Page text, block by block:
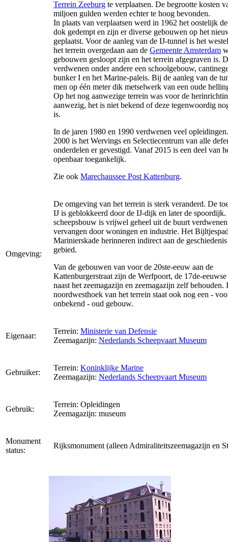
Terrein Zeeburg te verplaatsen. De begrootte kosten
miljoen gulden werden echter te hoog bevonden.
In plaats van verplaatsen werd in 1962 het oostelijk
dok gedempt en zijn er diverse gebouwen op het
geplaatst. Voor de aanleg van de IJ-tunnel is het
het terrein overgedaan aan de Gemeente Amsterdam
gebouwen gesloopt zijn en het terrein afgegraven is.
verdwenen onder andere een schoolgebouw,
bunker I en het Marine-paleis. Bij de aanleg van de
men op één meter dik metselwerk van een oude
Op het nog aanwezige terrein was voor de
aanwezig, het is niet bekend of deze tegenwoordig
is.
In de jaren 1980 en 1990 verdwenen veel
2000 is het Wervings en Selectiecentrum van alle
onderdelen er gevestigd. Vanaf 2015 is een deel van
openbaar toegankelijk.
Zie ook Marechaussee Post Kattenburg.
Omgeving:
De omgeving van het terrein is sterk veranderd. De
IJ is geblokkeerd door de IJ-dijk en later de spoordijk.
scheepsbouw is vrijwel geheel uit de buurt
vervangen door woningen en industrie. Het
Marinierskade herinneren indirect aan de
gebied.
Van de gebouwen van voor de 20ste-eeuw aan de
Kattenburgerstraat zijn de Werfpoort, de 17de-
naast het zeemagazijn en zeemagazijn zelf behouden.
noordwesthoek van het terrein staat ook nog een -
onbekend - oud gebouw.
Eigenaar:
Terrein: Ministerie van Defensie
Zeemagazijn: Nederlands Scheepvaart Museum
Gebruiker:
Terrein: Koninklijke Marine
Zeemagazijn: Nederlands Scheepvaart Museum
Gebruik:
Terrein: Opleidingen
Zeemagazijn: museum
Monument
status:
Rijksmonument (alleen Admiraliteitszeemagazijn en